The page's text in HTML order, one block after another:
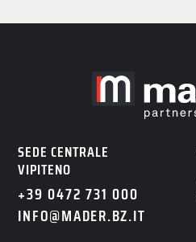
SEDE CENTRALE
VIPITENO
+39 0472 731 000
INFO@MADER.BZ.IT